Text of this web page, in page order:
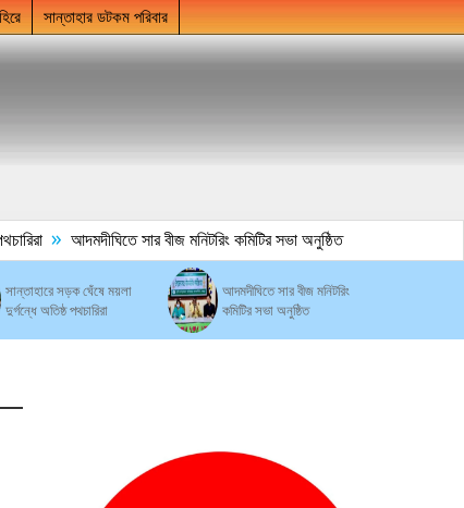
সান্তাহার ডটকম পরিবার
» আদমদীঘিতে সার বীজ মনিটরিং কমিটির সভা অনুষ্ঠিত
সান্তাহারে সড়ক ঘেঁষে ময়লা
দুর্গন্ধে অতিষ্ঠ পথচারিরা
আদমদীঘিতে সার বীজ মনিটরিং
কমিটির সভা অনুষ্ঠিত